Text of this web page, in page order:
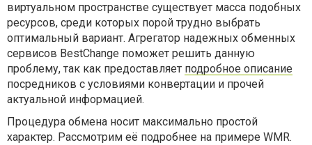
виртуальном пространстве существует масса подобных
ресурсов, среди которых порой трудно выбрать
оптимальный вариант. Агрегатор надежных обменных
сервисов BestChange поможет решить данную
проблему, так как предоставляет подробное описание
посредников с условиями конвертации и прочей
актуальной информацией.
Процедура обмена носит максимально простой
характер. Рассмотрим её подробнее на примере WMR.